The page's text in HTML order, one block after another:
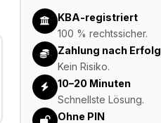
KBA-registriert
100 % rechtssicher.
Zahlung nach Erfolg
Kein Risiko.
10–20 Minuten
Schnellste Lösung.
Ohne PIN